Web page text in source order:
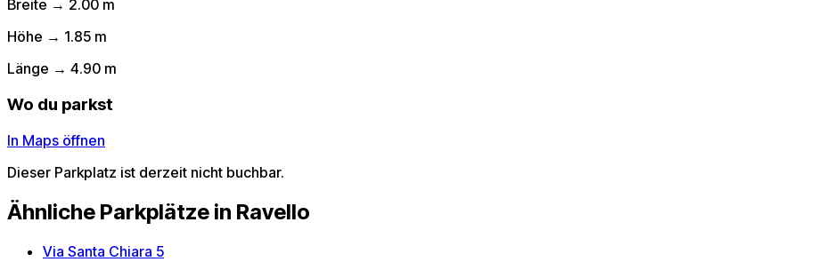
Breite → 2.00 m
Höhe → 1.85 m
Länge → 4.90 m
Wo du parkst
In Maps öffnen
Dieser Parkplatz ist derzeit nicht buchbar.
Ähnliche Parkplätze in Ravello
Via Santa Chiara 5